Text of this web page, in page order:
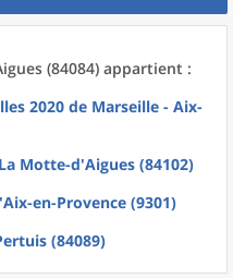
(84084) appartient :
2020 de Marseille - Aix-
Motte-d'Aigues (84102)
Aix-en-Provence (9301)
(84089)